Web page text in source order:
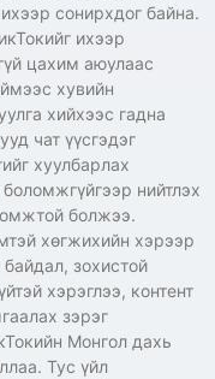
сонирхдог байна.
ихээр
цахим аюулаас
хувийн
хийхээс гадна
чат үүсгэдэг
хуулбарлах
нийтлэх
болжээ.
хөгжихийн хэрээр
зохистой
хэрэглээ, контент
зэрэг
Монгол дахь
Тус үйл